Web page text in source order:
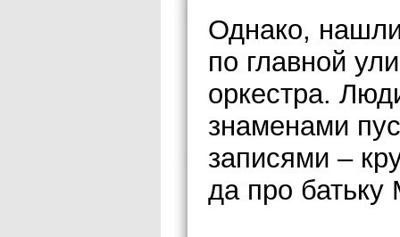
Однако,
по главной
оркестра.
знаменами
записями –
да про батьку